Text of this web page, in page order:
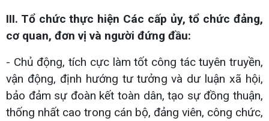
III. Tổ chức thực hiện Các cấp ủy, tổ chức đảng,
cơ quan, đơn vị và người đứng đầu:
- Chủ động, tích cực làm tốt công tác tuyên truyền,
vận động, định hướng tư tưởng và dư luận xã hội,
bảo đảm sự đoàn kết toàn dân, tạo sự đồng thuận,
thống nhất cao trong cán bộ, đảng viên, công chức,